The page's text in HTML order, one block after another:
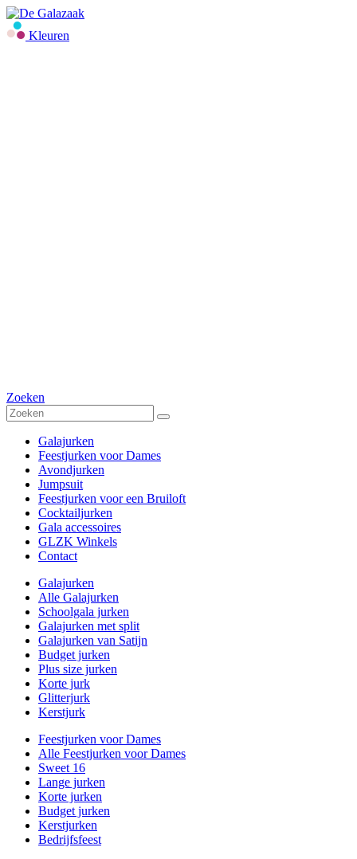
Kleuren
Zoeken
Galajurken
Feestjurken voor Dames
Avondjurken
Jumpsuit
Feestjurken voor een Bruiloft
Cocktailjurken
Gala accessoires
GLZK Winkels
Contact
Galajurken
Alle Galajurken
Schoolgala jurken
Galajurken met split
Galajurken van Satijn
Budget jurken
Plus size jurken
Korte jurk
Glitterjurk
Kerstjurk
Feestjurken voor Dames
Alle Feestjurken voor Dames
Sweet 16
Lange jurken
Korte jurken
Budget jurken
Kerstjurken
Bedrijfsfeest